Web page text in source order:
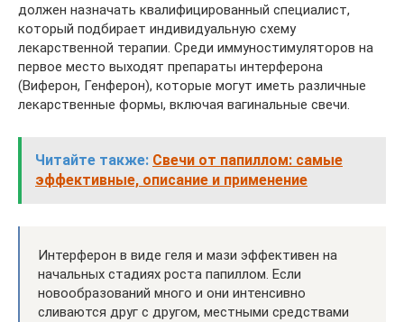
должен назначать квалифицированный специалист,
который подбирает индивидуальную схему
лекарственной терапии. Среди иммуностимуляторов на
первое место выходят препараты интерферона
(Виферон, Генферон), которые могут иметь различные
лекарственные формы, включая вагинальные свечи.
Читайте также: Свечи от папиллом: самые
эффективные, описание и применение
Интерферон в виде геля и мази эффективен на
начальных стадиях роста папиллом. Если
новообразований много и они интенсивно
сливаются друг с другом, местными средствами